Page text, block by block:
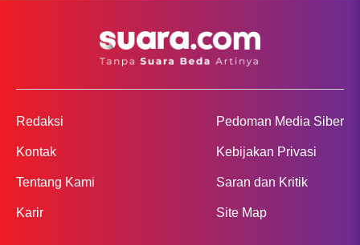
Redaksi
Kontak
Tentang Kami
Karir
Pedoman Media Siber
Kebijakan Privasi
Saran dan Kritik
Site Map